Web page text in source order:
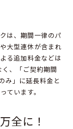
は、 期間一律のパ
大型連休が含まれ
る追加料金などは
、
「ご契約期間
み」に延長料金と
ています。
全に！